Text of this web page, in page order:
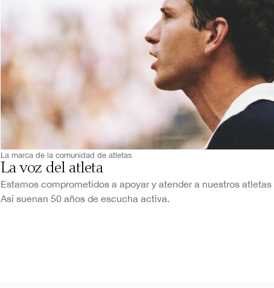
La marca de la comunidad de atletas
La voz del atleta
Estamos comprometidos a apoyar y atender a nuestros atletas
Así suenan 50 años de escucha activa.